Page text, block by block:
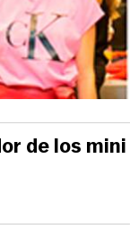
de los mini